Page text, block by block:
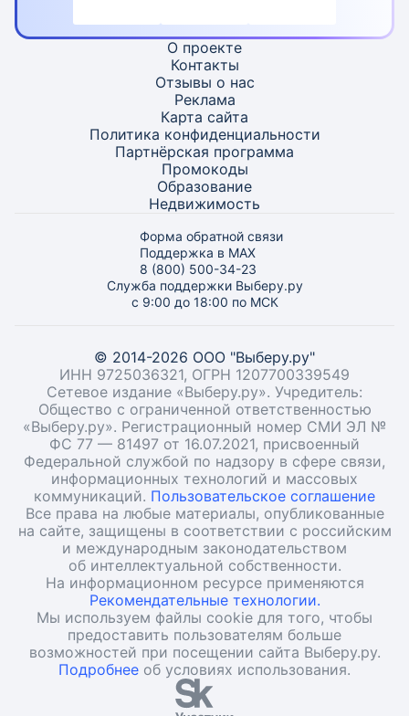
О проекте
Контакты
Отзывы о нас
Реклама
Карта сайта
Политика конфиденциальности
Партнёрская программа
Промокоды
Образование
Недвижимость
Форма обратной связи
Поддержка в MAX
8 (800) 500-34-23
Служба поддержки Выберу.ру
с 9:00 до 18:00 по МСК
© 2014-2026 ООО "Выберу.ру"
ИНН 9725036321, ОГРН 1207700339549
Сетевое издание «Выберу.ру». Учредитель:
Общество с ограниченной ответственностью
«Выберу.ру». Регистрационный номер СМИ ЭЛ №
ФС 77 — 81497 от 16.07.2021, присвоенный
Федеральной службой по надзору в сфере связи,
информационных технологий и массовых
коммуникаций. Пользовательское соглашение
Все права на любые материалы, опубликованные
на сайте, защищены в соответствии с российским
и международным законодательством
об интеллектуальной собственности.
На информационном ресурсе применяются
Рекомендательные технологии.
Мы используем файлы cookie для того, чтобы
предоставить пользователям больше
возможностей при посещении сайта Выберу.ру.
Подробнее об условиях использования.